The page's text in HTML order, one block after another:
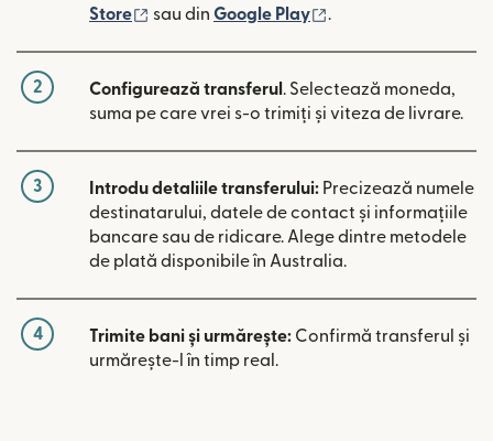
Store
(se deschide într-o fereastră nouă)
sau din Google Play .
2 Configurează transferul . Selectează moneda,
suma pe care vrei s-o trimiți și viteza de livrare.
3 Introdu detaliile transferului: Precizează numele
destinatarului, datele de contact și informațiile
bancare sau de ridicare. Alege dintre metodele
de plată disponibile în Australia.
4 Trimite bani și urmărește: Confirmă transferul și
urmărește-l în timp real.